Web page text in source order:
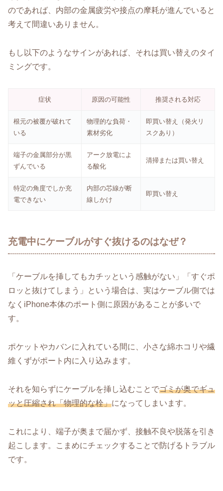
のであれば、内部の金属疲労や接点の摩耗が進んでいると
考えて間違いありません。
もし以下のようなサインがあれば、それは買い替えのタイ
ミングです。
症状 原因の可能性 推奨される対応
根元の被覆が破れて
いる
物理的な負荷・
素材劣化
即買い替え（発火リ
スクあり）
端子の金属部分が黒
ずんでいる
アーク放電によ
る酸化
清掃または買い替え
特定の角度でしか充
電できない
内部の芯線が断
線しかけ
即買い替え
充電中にケーブルがすぐ抜けるのはなぜ？
「ケーブルを挿してもカチッという感触がない」「すぐポ
ロッと抜けてしまう」という場合は、実はケーブル側では
なくiPhone本体のポート側に原因があることが多いで
す。
ポケットやカバンに入れている間に、小さな綿ホコリや繊
維くずがポート内に入り込みます。
それを知らずにケーブルを挿し込むことでゴミが奥でギュ
ッと圧縮され「物理的な栓」になってしまいます。
これにより、端子が奥まで届かず、接触不良や脱落を引き
起こします。こまめにチェックすることで防げるトラブル
です。